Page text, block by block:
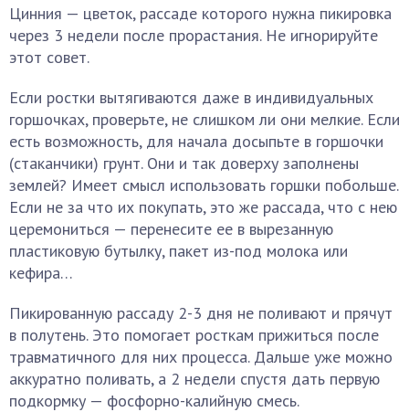
Цинния — цветок, рассаде которого нужна пикировка
через 3 недели после прорастания. Не игнорируйте
этот совет.
Если ростки вытягиваются даже в индивидуальных
горшочках, проверьте, не слишком ли они мелкие. Если
есть возможность, для начала досыпьте в горшочки
(стаканчики) грунт. Они и так доверху заполнены
землей? Имеет смысл использовать горшки побольше.
Если не за что их покупать, это же рассада, что с нею
церемониться — перенесите ее в вырезанную
пластиковую бутылку, пакет из-под молока или
кефира…
Пикированную рассаду 2-3 дня не поливают и прячут
в полутень. Это помогает росткам прижиться после
травматичного для них процесса. Дальше уже можно
аккуратно поливать, а 2 недели спустя дать первую
подкормку — фосфорно-калийную смесь.